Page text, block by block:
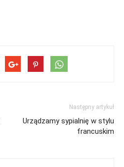
Następny artykuł
Urządzamy sypialnię w stylu
francuskim